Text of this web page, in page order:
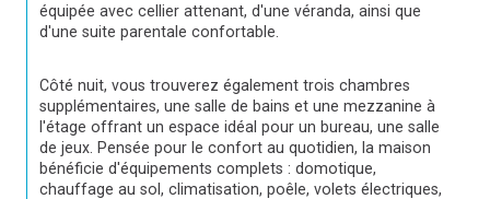
équipée avec cellier attenant, d'une véranda, ainsi que
d'une suite parentale confortable.
Côté nuit, vous trouverez également trois chambres
supplémentaires, une salle de bains et une mezzanine à
l'étage offrant un espace idéal pour un bureau, une salle
de jeux. Pensée pour le confort au quotidien, la maison
bénéficie d'équipements complets : domotique,
chauffage au sol, climatisation, poêle, volets électriques,